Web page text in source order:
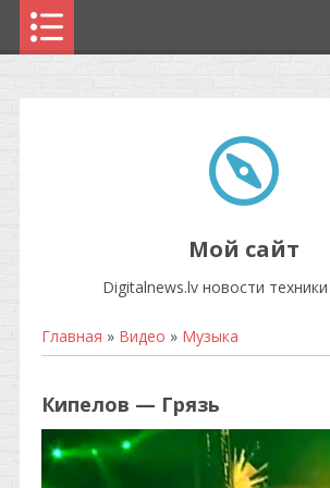
Мой сайт
Digitalnews.lv новости
Главная » Видео » Музыка
Кипелов — Грязь